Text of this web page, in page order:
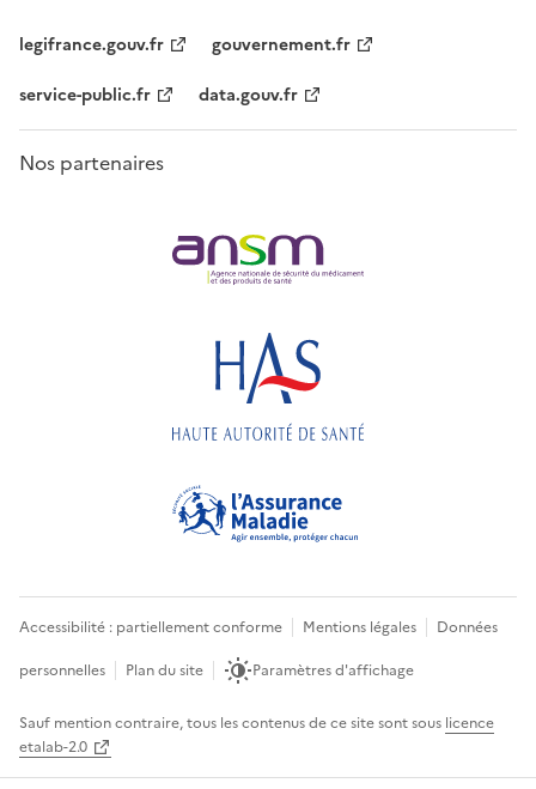
legifrance.gouv.fr
gouvernement.fr
service-public.fr
data.gouv.fr
Nos partenaires
Accessibilité : partiellement conforme Mentions légales
Données
personnelles
Plan du site Paramètres d'affichage
Sauf mention contraire, tous les contenus de ce site sont sous licence
etalab-2.0